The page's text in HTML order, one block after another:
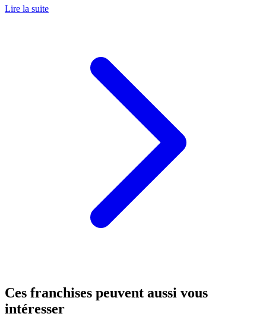
Lire la suite
Ces franchises peuvent aussi vous
intéresser